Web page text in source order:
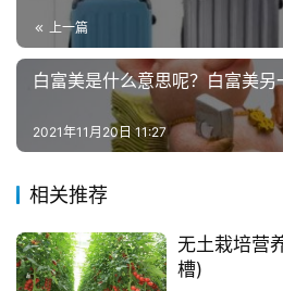
上一篇
白富美是什么意思呢？白富美另
2021年11月20日 11:27
相关推荐
无土栽培营
槽)